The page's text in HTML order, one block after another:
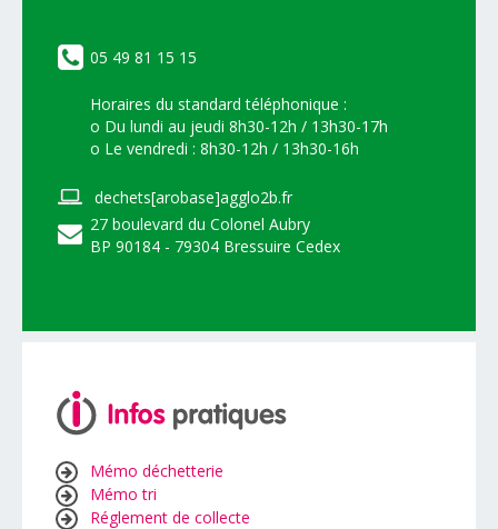
05 49 81 15 15
Horaires du standard téléphonique :
o Du lundi au jeudi 8h30-12h / 13h30-17h
o Le vendredi : 8h30-12h / 13h30-16h
dechets[arobase]agglo2b.fr
27 boulevard du Colonel Aubry
BP 90184 - 79304 Bressuire Cedex
Mémo déchetterie
Mémo tri
Réglement de collecte